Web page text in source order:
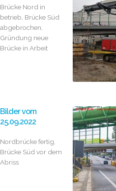
Brücke Nord in
betrieb, Brücke Süd
abgebrochen,
Gründung neue
Brücke in Arbeit
Bilder vom
25.09.2022
Nordbrücke fertig,
Brücke Süd vor dem
Abriss